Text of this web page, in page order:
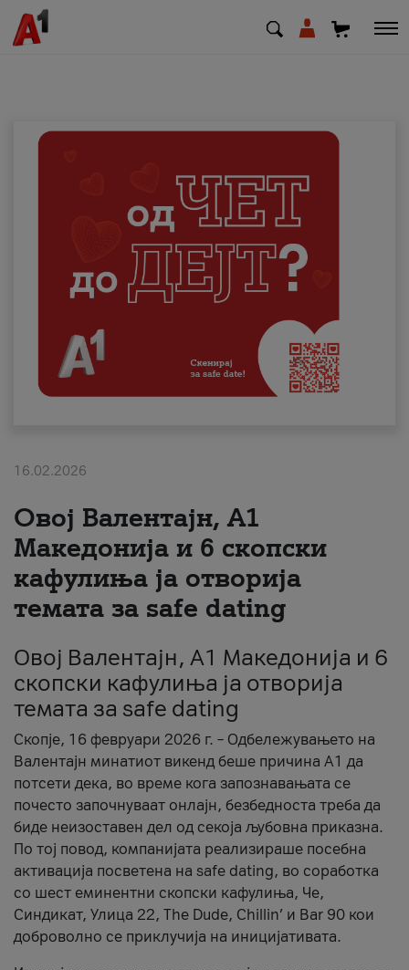
Деловни
Поддршка
Надополни кредит
Плати сметка
#ПодобарОнлајн
16.02.2026
Овој Валентајн, A1
Македонија и 6 скопски
кафулиња ја отворија
темата за safe dating
Овој Валентајн, A1 Македонија и 6
скопски кафулиња ја отворија
темата за safe dating
Скопје, 16 февруари 2026 г. – Одбележувањето на
Валентајн минатиот викенд беше причина А1 да
потсети дека, во време кога запознавањата се
почесто започнуваат онлајн, безбедноста треба да
биде неизоставен дел од секоја љубовна приказна.
По тој повод, компанијата реализираше посебна
активација посветена на safe dating, во соработка
со шест еминентни скопски кафулиња, Че,
Синдикат, Улица 22, The Dude, Chillin’ и Bar 90 кои
доброволно се приклучија на иницијативата.